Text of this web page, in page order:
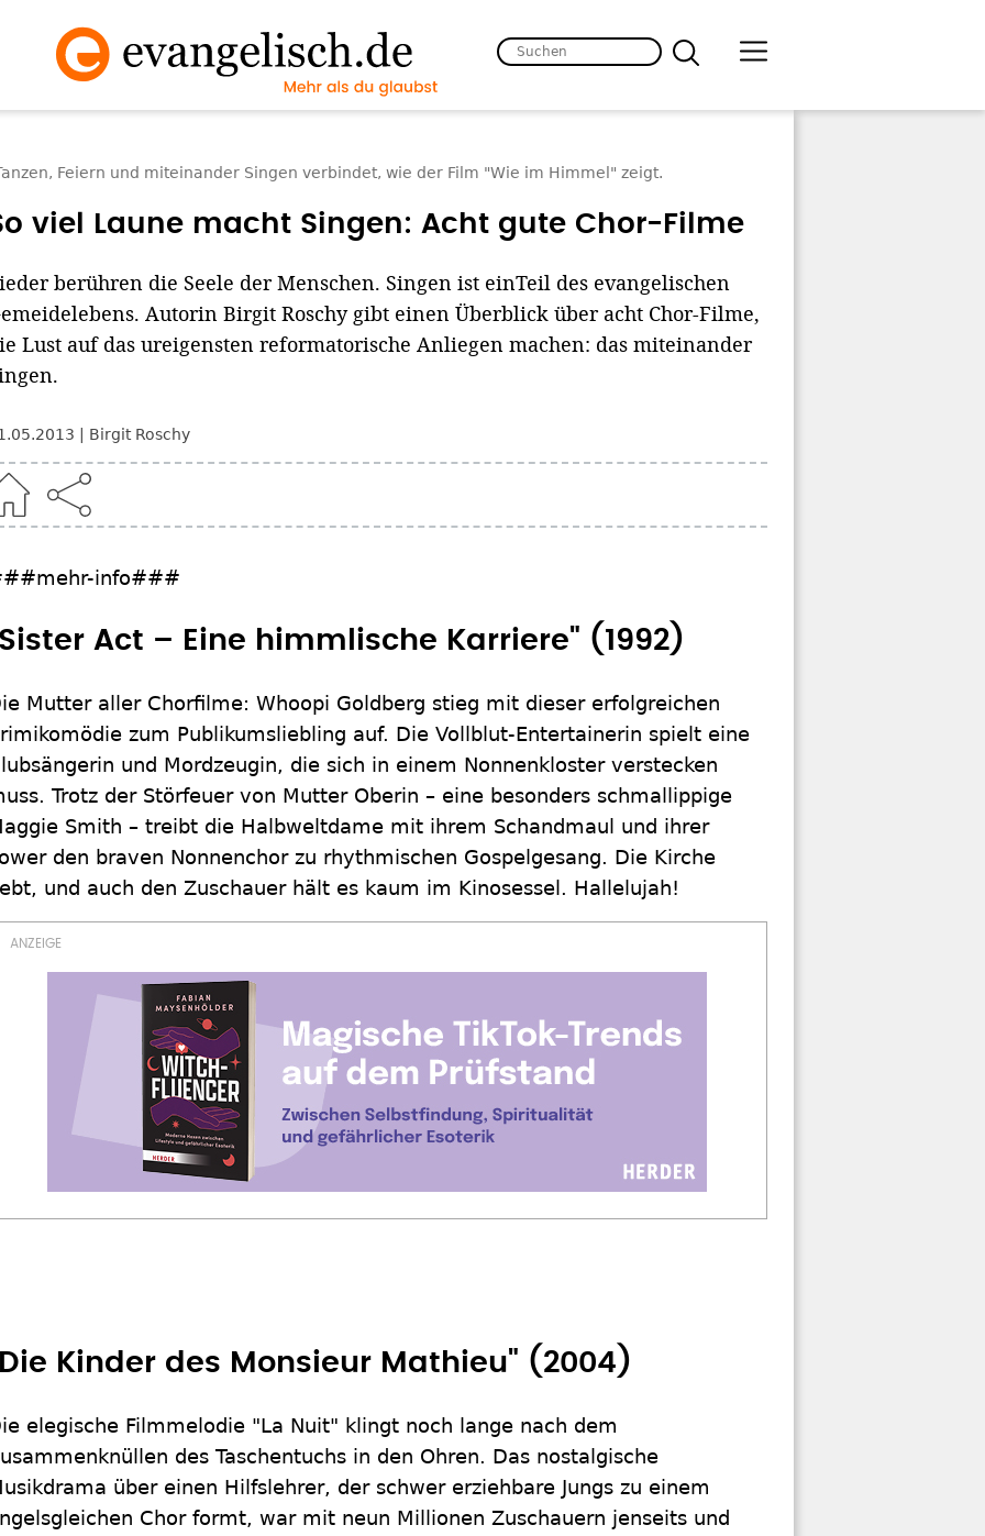
Feiern und miteinander Singen verbindet, wie der Film "Wie im Himmel" zeigt.
viel Laune macht Singen: Acht gute Chor-Filme
berühren die Seele der Menschen. Singen ist einTeil des evangelischen
Autorin Birgit Roschy gibt einen Überblick über acht Chor-Filme,
Lust auf das ureigensten reformatorische Anliegen machen: das miteinander
Birgit Roschy
info###
Act – Eine himmlische Karriere" (1992)
Mutter aller Chorfilme: Whoopi Goldberg stieg mit dieser erfolgreichen
zum Publikumsliebling auf. Die Vollblut-Entertainerin spielt eine
und Mordzeugin, die sich in einem Nonnenkloster verstecken
Trotz der Störfeuer von Mutter Oberin – eine besonders schmallippige
Smith – treibt die Halbweltdame mit ihrem Schandmaul und ihrer
den braven Nonnenchor zu rhythmischen Gospelgesang. Die Kirche
und auch den Zuschauer hält es kaum im Kinosessel. Hallelujah!
Kinder des Monsieur Mathieu" (2004)
elegische Filmmelodie "La Nuit" klingt noch lange nach dem
des Taschentuchs in den Ohren. Das nostalgische
über einen Hilfslehrer, der schwer erziehbare Jungs zu einem
Chor formt, war mit neun Millionen Zuschauern jenseits und